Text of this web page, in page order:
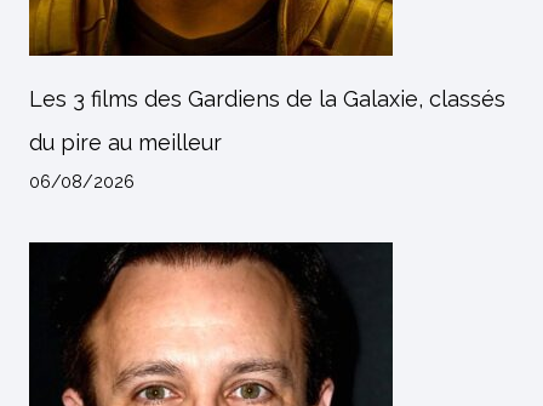
Les 3 films des Gardiens de la Galaxie, classés
du pire au meilleur
06/08/2026